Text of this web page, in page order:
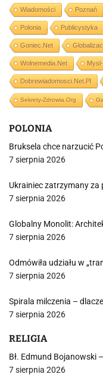
Wiadomości Poznań
Polonia Publicystyka
Goniec.net
Wolnemedia.net
Dobrewiadomosci.net.pl
Sekrety-Zdrowia.org
POLONIA
Bruksela chce narzucić
7 sierpnia 2026
Ukrainiec zatrzymany
7 sierpnia 2026
Globalny Monolit:
7 sierpnia 2026
Odmówiła udziału w
7 sierpnia 2026
Spirala milczenia –
7 sierpnia 2026
RELIGIA
Bł. Edmund Bojanowski
7 sierpnia 2026